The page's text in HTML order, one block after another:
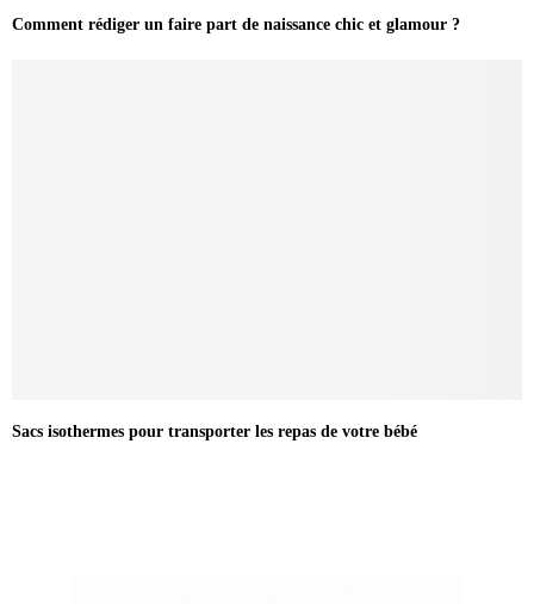
Comment rédiger un faire part de naissance chic et glamour ?
Sacs isothermes pour transporter les repas de votre bébé